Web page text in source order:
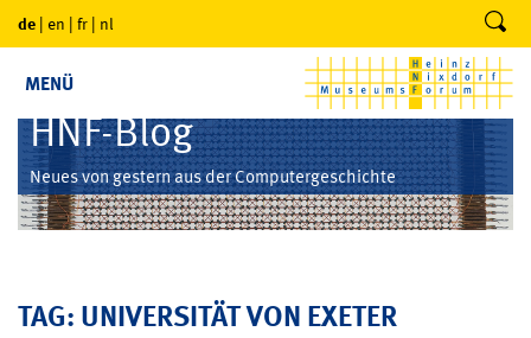
de | en | fr | nl
MENÜ
HNF-Blog
Neues von gestern aus der Computergeschichte
TAG: UNIVERSITÄT VON EXETER